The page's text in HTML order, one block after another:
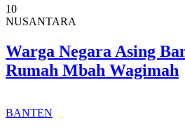
10
NUSANTARA
Warga Negara Asing
Rumah Mbah Wagimah
BANTEN